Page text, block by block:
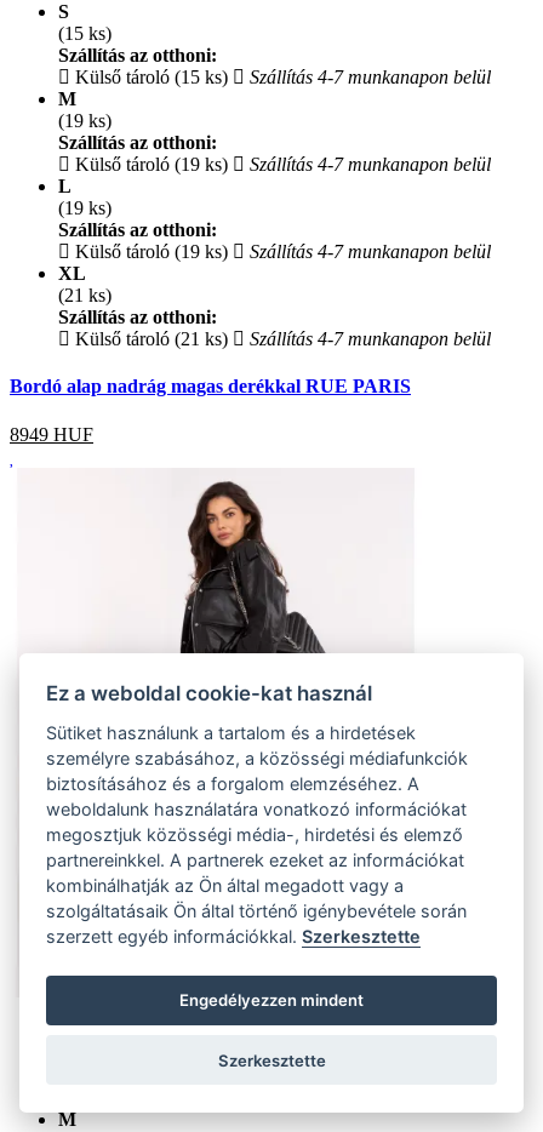
S
(15 ks)
Szállítás az otthoni:
Külső tároló (15 ks)
Szállítás 4-7 munkanapon belül
M
(19 ks)
Szállítás az otthoni:
Külső tároló (19 ks)
Szállítás 4-7 munkanapon belül
L
(19 ks)
Szállítás az otthoni:
Külső tároló (19 ks)
Szállítás 4-7 munkanapon belül
XL
(21 ks)
Szállítás az otthoni:
Külső tároló (21 ks)
Szállítás 4-7 munkanapon belül
Bordó alap nadrág magas derékkal RUE PARIS
8949 HUF
S
M
Ez a weboldal cookie-kat használ
Sütiket használunk a tartalom és a hirdetések
személyre szabásához, a közösségi médiafunkciók
biztosításához és a forgalom elemzéséhez. A
weboldalunk használatára vonatkozó információkat
megosztjuk közösségi média-, hirdetési és elemző
partnereinkkel. A partnerek ezeket az információkat
kombinálhatják az Ön által megadott vagy a
szolgáltatásaik Ön által történő igénybevétele során
szerzett egyéb információkkal.Szerkesztette
Engedélyezzen mindent
Szerkesztette